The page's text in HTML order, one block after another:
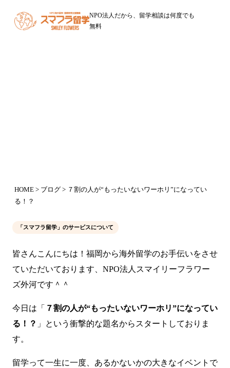
NPO法人だから、留学相談は何度でも
無料
HOME > ブログ > ７割の人が“もったいないワーホリ”になってい
る！？
「スマフラ留学」のサービスについて
皆さんこんにちは！福岡から海外留学のお手伝いをさせ
ていただいております、NPO法人スマイリーフラワー
ズ外河です＾＾
今日は「 ７割の人が“もったいないワーホリ”になってい
る！？ 」という衝撃的な題名からスタートしておりま
す。
留学って一生に一度、あるかないかの大きなイベントで